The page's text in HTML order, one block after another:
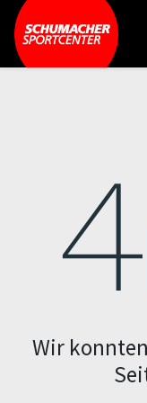
Fehler 404
Wir